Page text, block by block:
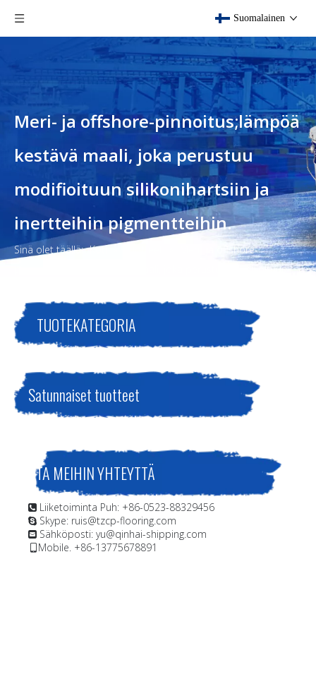
Suomalainen
Meri- ja offshore-pinnoitus;lämpöä
kestävä maali, joka perustuu
modifioituun silikonihartsiin ja
inertteihin pigmentteihin.
Sinä olet täällä: Koti
Meri- ja offshore-
pinnoitus;lämpöä kestävä maali, joka perustuu modifioituun
TUOTEKATEGORIA
Satunnaiset tuotteet
OTA MEIHIN YHTEYTTÄ
 Liiketoiminta Puh: +86-0523-88329456
 Skype: ruis@tzcp-flooring.com
 Sähköposti: yu@qinhai-shipping.com
Mobile. +86-13775678891